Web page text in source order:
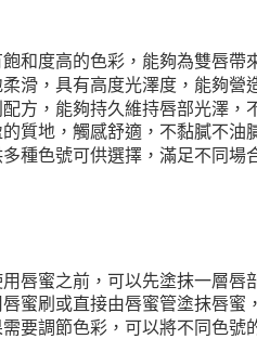
和度高的色彩，能夠為雙唇帶
柔滑，具有高度光澤度，能夠營
方，能夠持久維持唇部光澤，
質地，觸感舒適，不黏膩不油
種色號可供選擇，滿足不同場
唇蜜之前，可以先塗抹一層唇
蜜刷或直接由唇蜜管塗抹唇蜜
要調節色彩，可以將不同色號